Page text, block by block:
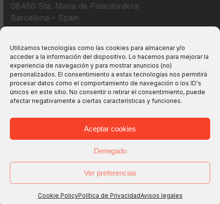
Utilizamos tecnologías como las cookies para almacenar y/o
acceder a la información del dispositivo. Lo hacemos para mejorar la
experiencia de navegación y para mostrar anuncios (no)
personalizados. El consentimiento a estas tecnologías nos permitirá
procesar datos como el comportamiento de navegación o los ID's
únicos en este sitio. No consentir o retirar el consentimiento, puede
afectar negativamente a ciertas características y funciones.
Aceptar cookies
Denegado
Ver preferencias
Cookie PolicyPolítica de PrivacidadAvisos legales
08460 Sta. Maria de Palautordera
Barcelona – Spain
info@m2bswitches.com
CopyrightM2B TECHNOLOGIES, S.L.2026 - All Rights
Reserved -Avisos legales -Política de Privacidad-